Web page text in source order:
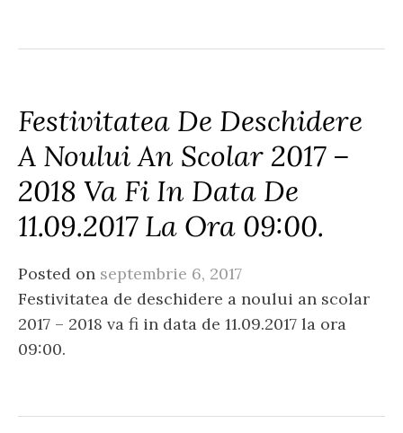
Festivitatea De Deschidere
A Noului An Scolar 2017 –
2018 Va Fi In Data De
11.09.2017 La Ora 09:00.
Posted on septembrie 6, 2017
Festivitatea de deschidere a noului an scolar
2017 – 2018 va fi in data de 11.09.2017 la ora
09:00.